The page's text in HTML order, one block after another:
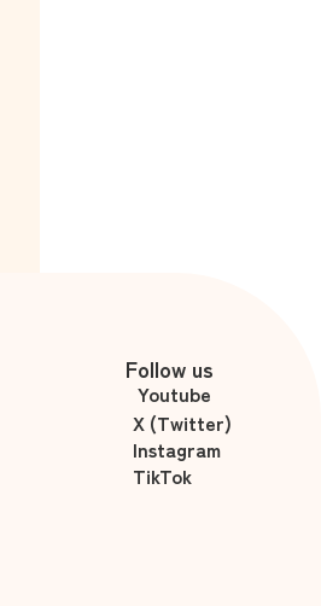
Follow us
Youtube
X (Twitter)
Instagram
TikTok